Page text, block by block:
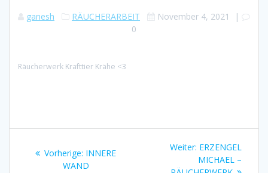
ganesh RÄUCHERARBEIT November 4, 2021
|
0
Räucherwerk Krafttier Krähe <3
Beitragsnavigation
Vorherige: Vorheriger
Beitrag:
INNERE
WAND
Weiter: Nächster
Beitrag:
ERZENGEL
MICHAEL –